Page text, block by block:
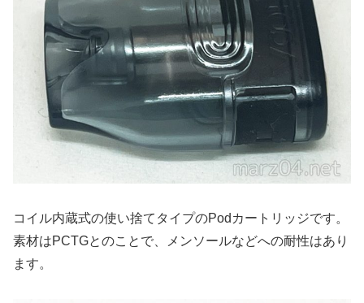
コイル内蔵式の使い捨てタイプのPodカートリッジです。
素材はPCTGとのことで、メンソールなどへの耐性はあり
ます。